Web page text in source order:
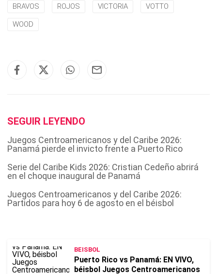
BRAVOS ROJOS VICTORIA VOTTO
WOOD
SEGUIR LEYENDO
Juegos Centroamericanos y del Caribe 2026:
Panamá pierde el invicto frente a Puerto Rico
Serie del Caribe Kids 2026: Cristian Cedeño abrirá
en el choque inaugural de Panamá
Juegos Centroamericanos y del Caribe 2026:
Partidos para hoy 6 de agosto en el béisbol
BEISBOL
Puerto Rico vs Panamá: EN VIVO,
béisbol Juegos Centroamericanos